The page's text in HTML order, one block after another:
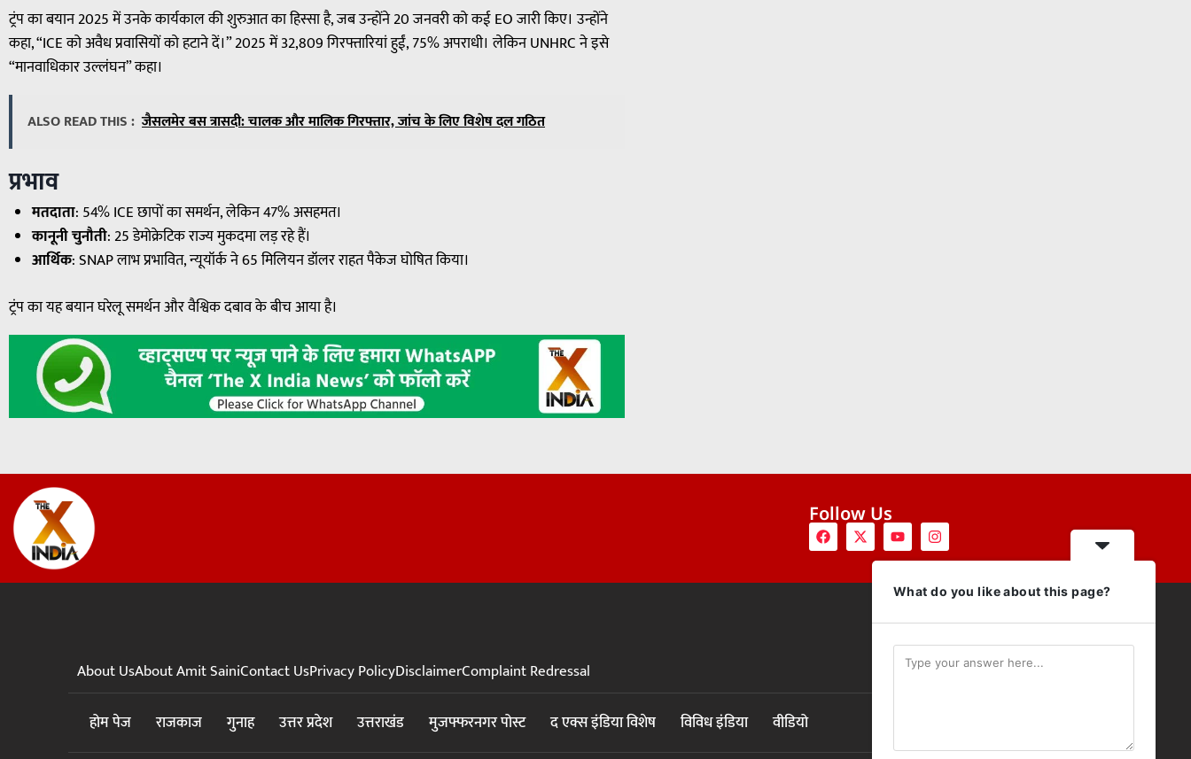
ट्रंप का बयान 2025 में उनके कार्यकाल की शुरुआत का हिस्सा है, जब उन्होंने 20 जनवरी को कई EO जारी किए। उन्होंने
कहा, “ICE को अवैध प्रवासियों को हटाने दें।” 2025 में 32,809 गिरफ्तारियां हुईं, 75% अपराधी। लेकिन UNHRC ने इसे
“मानवाधिकार उल्लंघन” कहा।
ALSO READ THIS : जैसलमेर बस त्रासदी: चालक और मालिक गिरफ्तार, जांच के लिए विशेष दल गठित
प्रभाव
मतदाता: 54% ICE छापों का समर्थन, लेकिन 47% असहमत।
कानूनी चुनौती: 25 डेमोक्रेटिक राज्य मुकदमा लड़ रहे हैं।
आर्थिक: SNAP लाभ प्रभावित, न्यूयॉर्क ने 65 मिलियन डॉलर राहत पैकेज घोषित किया।
ट्रंप का यह बयान घरेलू समर्थन और वैश्विक दबाव के बीच आया है।
Follow Us
About UsAbout Amit SainiContact UsPrivacy PolicyDisclaimerComplaint Redressal
होम पेज राजकाज गुनाह उत्तर प्रदेश उत्तराखंड मुजफ्फरनगर पोस्ट द एक्स इंडिया विशेष विविध इंडिया वीडियो
What do you like about this page?